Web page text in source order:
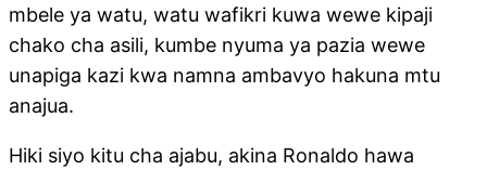
mbele ya watu, watu wafikri kuwa wewe kipaji
chako cha asili, kumbe nyuma ya pazia wewe
unapiga kazi kwa namna ambavyo hakuna mtu
anajua.
Hiki siyo kitu cha ajabu, akina Ronaldo hawa